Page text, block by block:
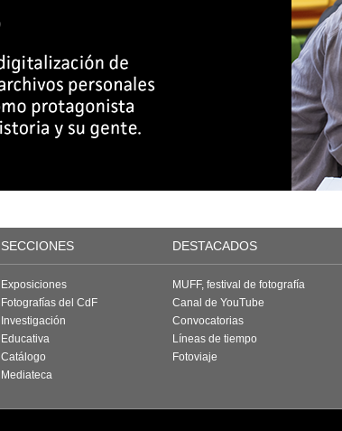
SECCIONES DESTACADOS
Exposiciones
Fotografías del CdF
Investigación
Educativa
Catálogo
Mediateca
MUFF, festival de fotografía
Canal de YouTube
Convocatorias
Líneas de tiempo
Fotoviaje